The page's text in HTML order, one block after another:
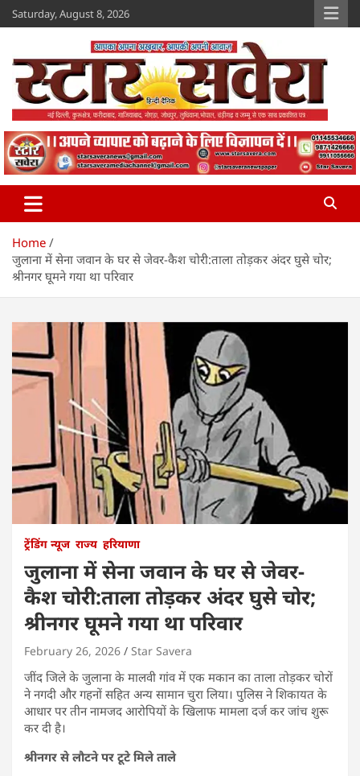
Skip
to
Saturday, August 8, 2026
Star Savera
www.starsavera.com
Home
जुलाना में सेना जवान के घर से जेवर-कैश चोरी:ताला तोड़कर अंदर घुसे चोर;
श्रीनगर घूमने गया था परिवार
ट्रेंडिंग न्यूज राज्य हरियाणा
जुलाना में सेना जवान के घर से जेवर-
कैश चोरी:ताला तोड़कर अंदर घुसे चोर;
श्रीनगर घूमने गया था परिवार
February 26, 2026 Star Savera
जींद जिले के जुलाना के मालवी गांव में एक मकान का ताला तोड़कर चोरों
ने नगदी और गहनों सहित अन्य सामान चुरा लिया। पुलिस ने शिकायत के
आधार पर तीन नामजद आरोपियों के खिलाफ मामला दर्ज कर जांच शुरू
कर दी है।
श्रीनगर से लौटने पर टूटे मिले ताले